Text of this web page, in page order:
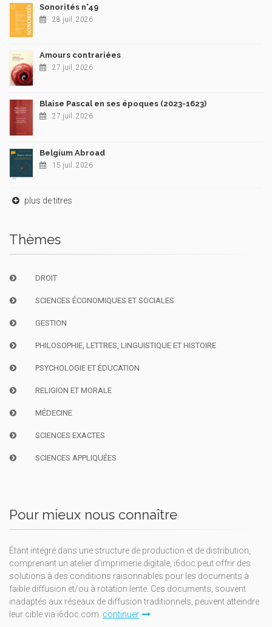
Sonorités n°49
28 juil. 2026
Amours contrariées
27 juil. 2026
Blaise Pascal en ses époques (2023-1623)
27 juil. 2026
Belgium Abroad
15 juil. 2026
plus de titres
Thèmes
DROIT
SCIENCES ÉCONOMIQUES ET SOCIALES
GESTION
PHILOSOPHIE, LETTRES, LINGUISTIQUE ET HISTOIRE
PSYCHOLOGIE ET ÉDUCATION
RELIGION ET MORALE
MÉDECINE
SCIENCES EXACTES
SCIENCES APPLIQUÉES
Pour mieux nous connaître
Étant intégré dans une structure de production et de distribution,
comprenant un atelier d'imprimerie digitale, i6doc peut offrir des
solutions à des conditions raisonnables pour les documents à
faible diffusion et/ou à rotation lente. Ces documents, souvent
inadaptés aux réseaux de diffusion traditionnels, peuvent atteindre
leur cible via i6doc.com. continuer